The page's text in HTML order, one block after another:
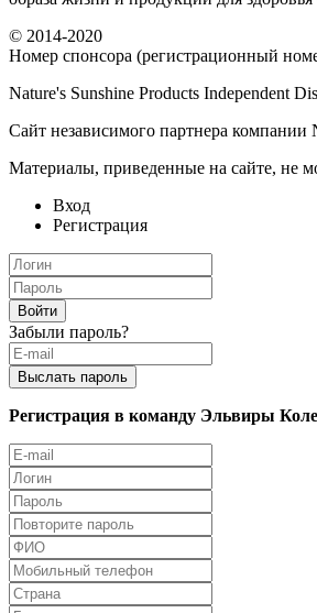
© 2014-2020
Номер спонсора (регистрационный
Nature's Sunshine Products Independent
Сайт независимого партнера компании
Материалы, приведенные на сайте, не
Вход
Регистрация
Забыли пароль?
Регистрация в команду Эльвиры